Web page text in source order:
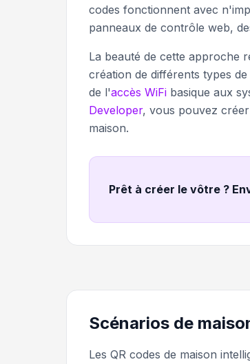
codes fonctionnent avec
panneaux de contrôle web,
La beauté de cette approche
création de différents types
de l'accès WiFi basique aux
Developer, vous pouvez
maison.
Prêt à créer le vôtre ?
Scénarios de
Les QR codes de maison